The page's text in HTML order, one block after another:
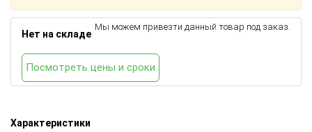
Характеристики
Нет на складе
Мы можем привезти данный товар под заказ.
Посмотреть цены и сроки